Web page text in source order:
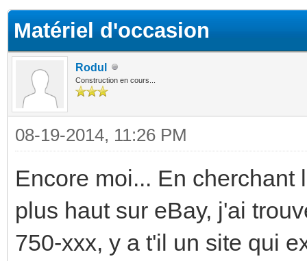
Matériel d'occasion
Rodul
Construction en cours...
08-19-2014, 11:26 PM
Encore moi... En
plus haut sur eBay, j'ai
750-xxx, y a t'il un site qui